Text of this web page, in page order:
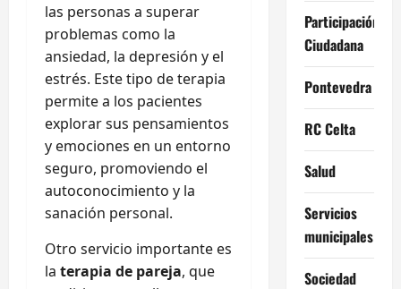
las personas a superar
problemas como la
ansiedad, la depresión y el
estrés. Este tipo de terapia
permite a los pacientes
explorar sus pensamientos
y emociones en un entorno
seguro, promoviendo el
autoconocimiento y la
sanación personal.
Otro servicio importante es
la terapia de pareja, que
Participación
Ciudadana
Pontevedra
RC Celta
Salud
Servicios
municipales
Sociedad